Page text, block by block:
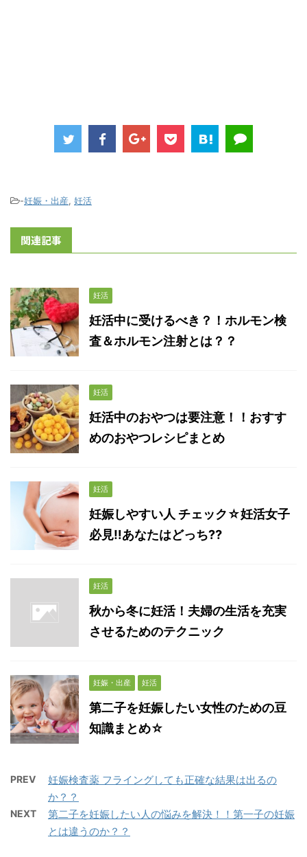
-妊娠・出産, 妊活
関連記事
妊活
妊活中に受けるべき？！ホルモン検
査＆ホルモン注射とは？？
妊活
妊活中のおやつは要注意！！おすす
めのおやつレシピまとめ
妊活
妊娠しやすい人 チェック☆妊活女子
必見‼︎あなたはどっち⁇
妊活
秋から冬に妊活！夫婦の生活を充実
させるためのテクニック
妊娠・出産 妊活
第二子を妊娠したい女性のための豆
知識まとめ☆
PREV
妊娠検査薬 フライングしても正確な結果は出るの
か？？
NEXT
第二子を妊娠したい人の悩みを解決！！第一子の妊娠
とは違うのか？？